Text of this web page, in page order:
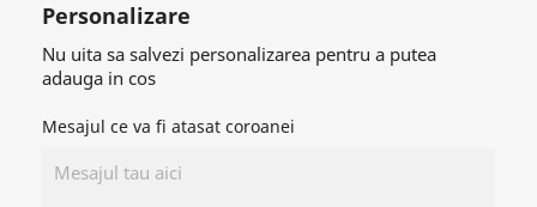
Personalizare
Nu uita sa salvezi personalizarea pentru a putea
adauga in cos
Mesajul ce va fi atasat coroanei